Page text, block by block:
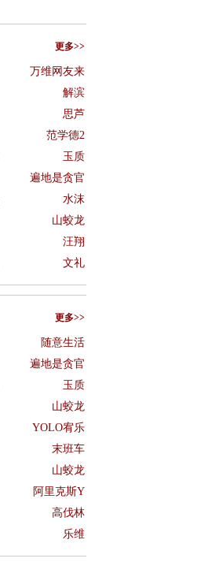
更多>>
万维网友来
解滨
思芦
范学德2
玉质
遍地是贪官
水沫
山蛟龙
汪翔
文礼
更多>>
随意生活
遍地是贪官
玉质
山蛟龙
YOLO宥乐
末班车
山蛟龙
阿里克斯Y
高伐林
乐维